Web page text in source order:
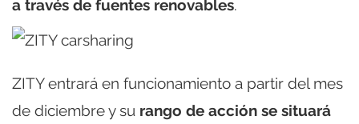
a través de fuentes renovables.
ZITY entrará en funcionamiento a partir del mes
de diciembre y su rango de acción se situará